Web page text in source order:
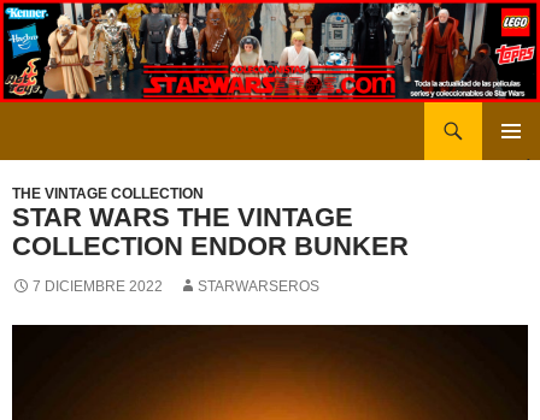
Saltar
al
contenido
THE VINTAGE COLLECTION
STAR WARS THE VINTAGE
COLLECTION ENDOR BUNKER
7 DICIEMBRE 2022 STARWARSEROS